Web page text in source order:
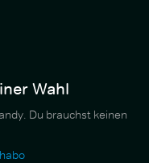
Wahl
Du brauchst keinen